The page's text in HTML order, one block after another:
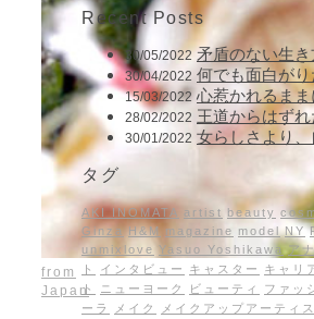
from
Japan
Recent Posts
30/05/2022 矛盾のない生き
30/04/2022 何でも面白がり
15/03/2022 心惹かれるまま
28/02/2022 王道からはず
30/01/2022 女らしさより、
タグ
AKI INOMATA artist beauty
Ginza H&M magazine model NY
unmixlove Yasuo Yoshikawa ア
ト
インタビュー キャスター キャリ
ト
ニューヨーク ビューティ ファッ
ーラ
メイク メイクアップアーティス